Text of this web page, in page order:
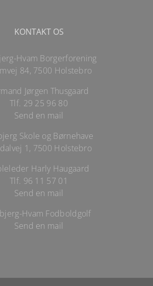
KONTAKT OS
Hvam Borgerforening
84, 7500 Holstebro
Jørgen Thusgaard
Tlf. 29 25 96 80
Send en mail
Skole og Børnehave
1, 7500 Holstebro
Harly Haugaard
Tlf. 96 11 57 01
Send en mail
Hvam Fodboldgolf
Send en mail